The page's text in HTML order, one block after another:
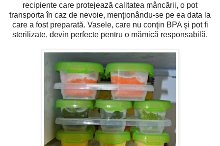
recipiente care protejează calitatea mâncării, o pot
transporta în caz de nevoie, menţionându-se pe ea data la
care a fost preparată. Vasele, care nu conţin BPA şi pot fi
sterilizate, devin perfecte pentru o mămică responsabilă.